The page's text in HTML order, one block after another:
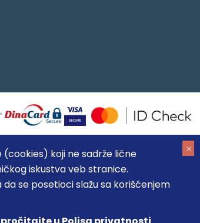
koji ne sadrže lične
iskustva veb stranice.
se posetioci slažu sa korišćenjem
20337524
cena, ali ne možemo garantovati da su
u svakom trenutku.